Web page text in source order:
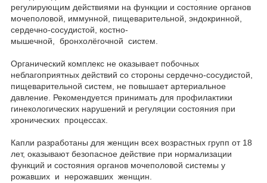
регулирующим действиями на функции и состояние органов
мочеполовой, иммунной, пищеварительной, эндокринной,
сердечно-сосудистой, костно-
мышечной, бронхолёгочной систем.
Органический комплекс не оказывает побочных
неблагоприятных действий со стороны сердечно-сосудистой,
пищеварительной систем, не повышает артериальное
давление. Рекомендуется принимать для профилактики
гинекологических нарушений и регуляции состояния при
хронических процессах.
Капли разработаны для женщин всех возрастных групп от 18
лет, оказывают безопасное действие при нормализации
функций и состояния органов мочеполовой системы у
рожавших и нерожавших женщин.